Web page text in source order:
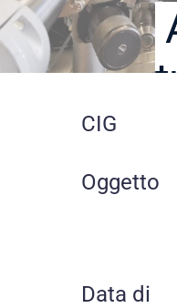
CIG
Oggetto
Data di